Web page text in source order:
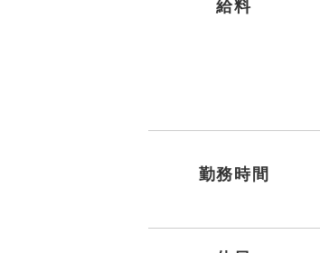
給料
勤務時間